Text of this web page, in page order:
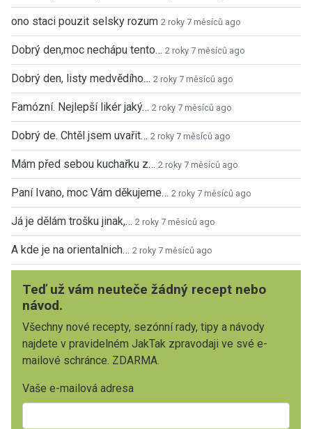
ono staci pouzit selsky rozum 2 roky 7 měsíců ago
Dobrý den,moc nechápu tento… 2 roky 7 měsíců ago
Dobrý den, listy medvědího… 2 roky 7 měsíců ago
Famózní. Nejlepší likér jaký… 2 roky 7 měsíců ago
Dobrý de. Chtěl jsem uvařit… 2 roky 7 měsíců ago
Mám před sebou kuchařku z… 2 roky 7 měsíců ago
Paní Ivano, moc Vám děkujeme… 2 roky 7 měsíců ago
Já je dělám trošku jinak,… 2 roky 7 měsíců ago
A kde je na orientalnich… 2 roky 7 měsíců ago
Teď už vám neuteče žádný recept nebo
návod.
Všechny nové recepty, sezónní rady, tipy a návody
najdete v pravidelném JakTak zpravodaji ve své e-
mailové schránce. ZDARMA.
Vaše e-mailová adresa